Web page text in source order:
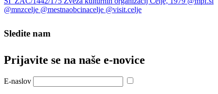
Sledite nam
Prijavite se na naše e‑novice
E-naslov